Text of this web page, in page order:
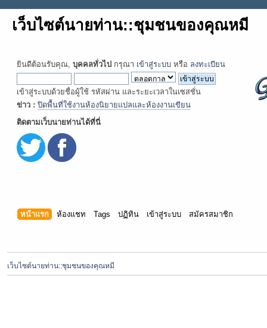
เว็บไซต์นายท่าน::ชุมชนของคุณหมี
ยินดีต้อนรับคุณ, บุคคลทั่วไป กรุณา เข้าสู่ระบบ หรือ ลงทะเบียน
เข้าสู่ระบบด้วยชื่อผู้ใช้ รหัสผ่าน และระยะเวลาในเซสชั่น
ข่าว : ปิดพื้นที่ใช้งานห้องนิยายแปลและห้องงานเขียน
ติดตามเว็บนายท่านได้ที่นี่
หน้าแรก ห้องแชท Tags ปฏิทิน เข้าสู่ระบบ สมัครสมาชิก
เว็บไซต์นายท่าน::ชุมชนของคุณหมี